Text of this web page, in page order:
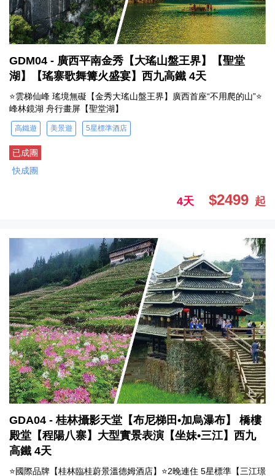
GDM04 - 廣西平南金秀【大瑤山盤王界】【聖堂
湖】【瑤寨歌舞篝火盛宴】西九高鐵 4天
⭐雲梯仙峰 瑤境無礙【金秀大瑤山盤王界】廣西首座“不用爬的山”⭐
峰林鏡湖 舟行畫屏【聖堂湖】
高鐵遊 美景遊 5星標準酒店
已成團
快成團
4天 $2499 起
GDA04 - 桂林攝影天堂【布尼梯田•加烏瀑布】 橋樓
殿堂【程陽八寨】大型實景表演【坐妹•三江】西九
高鐵 4天
⭐國際品牌【桂林臨桂蔚景溫德姆酒店】⭐2晚連住 5星標準【三江璟